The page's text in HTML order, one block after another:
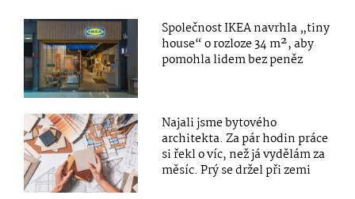
Společnost IKEA navrhla „tiny
house“ o rozloze 34 m², aby
pomohla lidem bez peněz
Najali jsme bytového
architekta. Za pár hodin práce
si řekl o víc, než já vydělám za
měsíc. Prý se držel při zemi